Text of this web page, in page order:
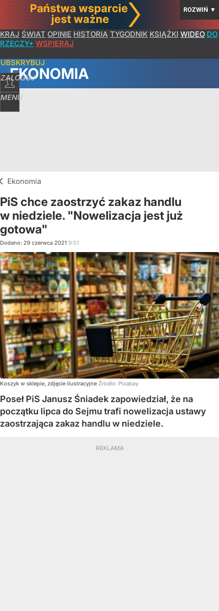
ROZWIŃ ▼
KRAJ ŚWIAT OPINIE HISTORIA TYGODNIK KSIĄŻKI WIDEO DO
RZECZY+ WSPIERAJ
ZALOGUJ
MENU
EKONOMIA
Ekonomia
PiS chce zaostrzyć zakaz handlu
w niedziele. "Nowelizacja jest już
gotowa"
Dodano: 29 czerwca 2021 9:51
Koszyk w sklepie, zdjęcie ilustracyjne Źródło: Pixabay
Poseł PiS Janusz Śniadek zapowiedział, że na
początku lipca do Sejmu trafi nowelizacja ustawy
zaostrzająca zakaz handlu w niedziele.